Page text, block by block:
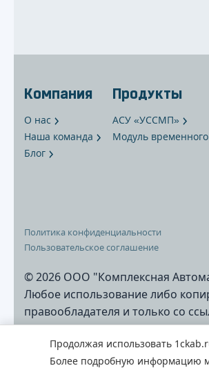
Компания
О нас
Наша команда
Блог
Продукты
АСУ «УССМП»
Модуль временного
Политика конфиденциальности
Пользовательское соглашение
© 2026 ООО "Комплексная
Любое использование либо
правообладателя и только со
Продолжая использовать
Более подробную информацию